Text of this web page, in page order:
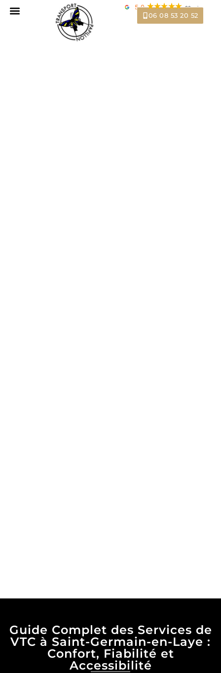
5,0 36 avis
06 08 53 20 52
Guide Complet des Services de
VTC à Saint-Germain-en-Laye :
Confort, Fiabilité et
Accessibilité